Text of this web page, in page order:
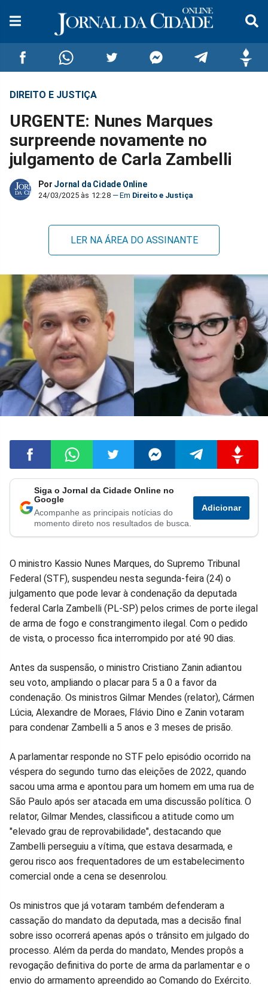
Compartilhar
no
Facebook
Compartilhar
no
Whatsapp
Compartilhar
no
Twitter
no
Messenger
no
TelegramGettr
DIREITO E JUSTIÇA
URGENTE: Nunes Marques
surpreende novamente no
julgamento de Carla Zambelli
Por Jornal da Cidade Online
24/03/2025 às 12:28 Direito e Justiça
LER NA ÁREA DO ASSINANTE
Compartilhar
no
Compartilhar
no
Compartilhar
no
Compartilhar
no
Compartilhar
no
no
Siga o Jornal da Cidade Online no
Google
Acompanhe as principais notícias do
momento direto nos resultados de busca.
Adicionar
O ministro Kassio Nunes Marques, do Supremo Tribunal
Federal (STF), suspendeu nesta segunda-feira (24) o
julgamento que pode levar à condenação da deputada
federal Carla Zambelli (PL-SP) pelos crimes de porte ilegal
de arma de fogo e constrangimento ilegal. Com o pedido
de vista, o processo fica interrompido por até 90 dias.
Antes da suspensão, o ministro Cristiano Zanin adiantou
seu voto, ampliando o placar para 5 a 0 a favor da
condenação. Os ministros Gilmar Mendes (relator), Cármen
Lúcia, Alexandre de Moraes, Flávio Dino e Zanin votaram
para condenar Zambelli a 5 anos e 3 meses de prisão.
A parlamentar responde no STF pelo episódio ocorrido na
véspera do segundo turno das eleições de 2022, quando
sacou uma arma e apontou para um homem em uma rua de
São Paulo após ser atacada em uma discussão política. O
relator, Gilmar Mendes, classificou a atitude como um
"elevado grau de reprovabilidade", destacando que
Zambelli perseguiu a vítima, que estava desarmada, e
gerou risco aos frequentadores de um estabelecimento
comercial onde a cena se desenrolou.
Os ministros que já votaram também defenderam a
cassação do mandato da deputada, mas a decisão final
sobre isso ocorrerá apenas após o trânsito em julgado do
processo. Além da perda do mandato, Mendes propôs a
revogação definitiva do porte de arma da parlamentar e o
envio do armamento apreendido ao Comando do Exército.